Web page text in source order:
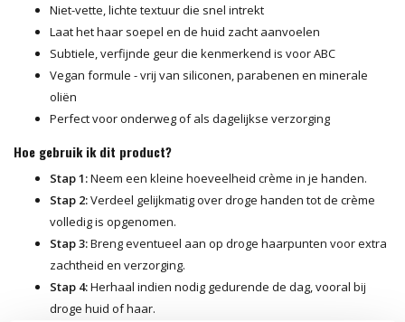
Niet-vette, lichte textuur die snel intrekt
Laat het haar soepel en de huid zacht aanvoelen
Subtiele, verfijnde geur die kenmerkend is voor ABC
Vegan formule - vrij van siliconen, parabenen en minerale
oliën
Perfect voor onderweg of als dagelijkse verzorging
Hoe gebruik ik dit product?
Stap 1:Neem een kleine hoeveelheid crème in je handen.
Stap 2:Verdeel gelijkmatig over droge handen tot de crème
volledig is opgenomen.
Stap 3:Breng eventueel aan op droge haarpunten voor extra
zachtheid en verzorging.
Stap 4:Herhaal indien nodig gedurende de dag, vooral bij
droge huid of haar.